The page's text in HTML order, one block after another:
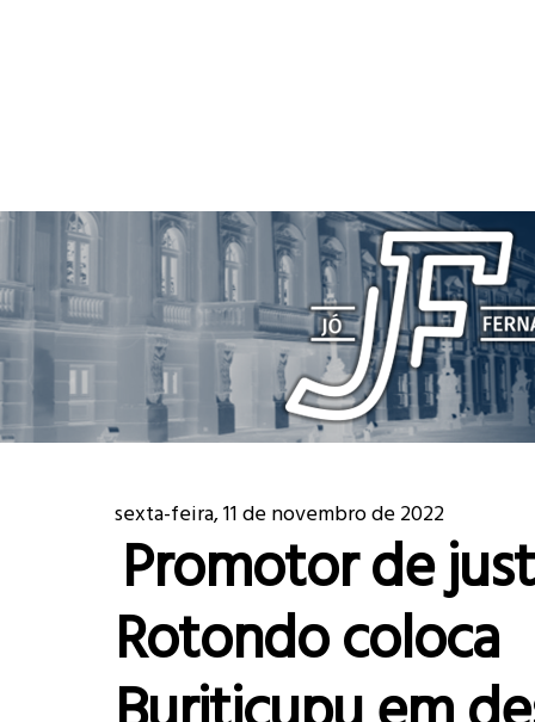
sexta-feira, 11 de novembro de 2022
Promotor de
Rotondo coloca